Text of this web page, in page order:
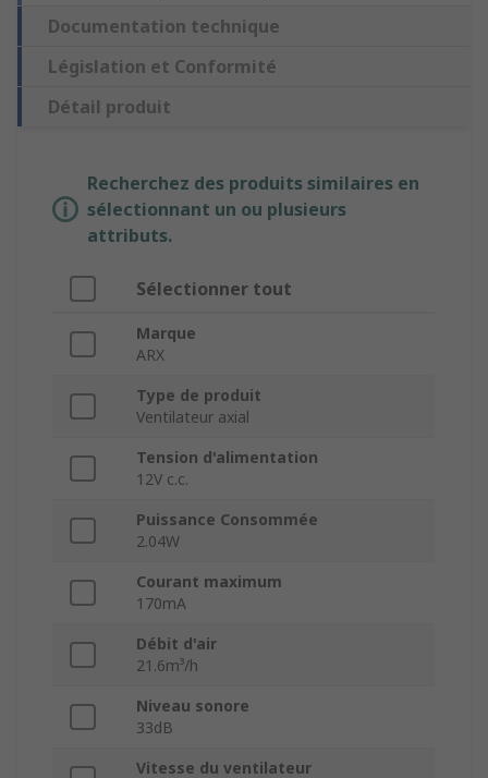
Documentation technique
Législation et Conformité
Détail produit
Recherchez des produits similaires en
sélectionnant un ou plusieurs
attributs.
Sélectionner tout
Marque
ARX
Type de produit
Ventilateur axial
Tension d'alimentation
12V c.c.
Puissance Consommée
2.04W
Courant maximum
170mA
Débit d'air
21.6m³/h
Niveau sonore
33dB
Vitesse du ventilateur